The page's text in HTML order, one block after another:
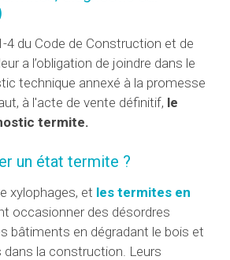
4 du Code de Construction et de
a l’obligation de joindre dans le
technique annexé à la promesse
à l'acte de vente définitif, le
termite.
un état termite ?
xylophages, et les termites en
occasionner des désordres
bâtiments en dégradant le bois et
dans la construction. Leurs